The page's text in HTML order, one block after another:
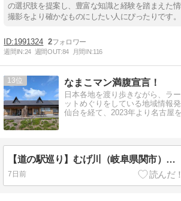
の選択肢を提案し、豊富な知識と経験を踏まえた
撮影をより確かなものにしたい人にぴったりです。
1991324 2
週間IN:24 週間OUT:84 月間IN:116
13 なまこマン満腹宣言！
日本各地を渡り歩きながら、ラ
ットめぐりをしている地域情報
仙台を経て、2023年より名古屋
【道の駅巡り】むげ川（岐阜県関市）｜憩いの川辺とつるむらさきうどん
7日前